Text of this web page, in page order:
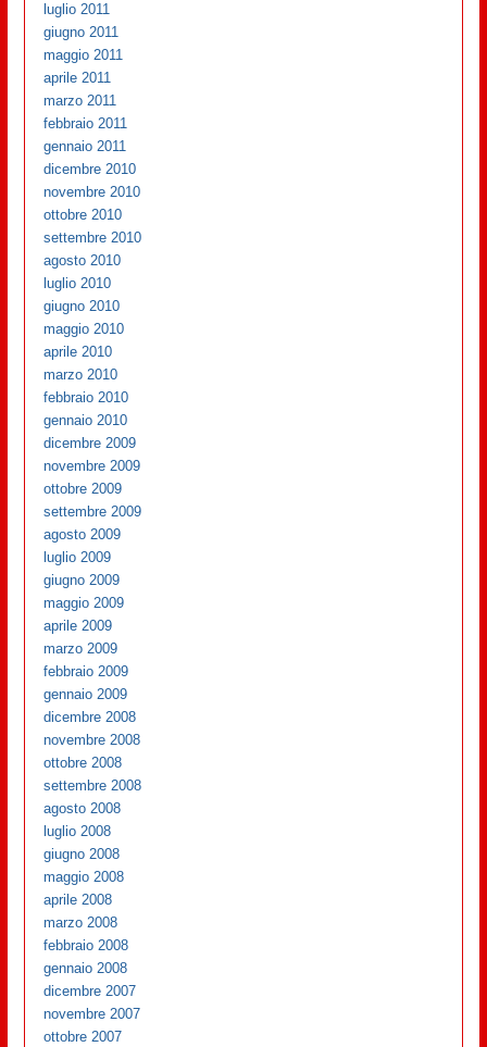
luglio 2011
giugno 2011
maggio 2011
aprile 2011
marzo 2011
febbraio 2011
gennaio 2011
dicembre 2010
novembre 2010
ottobre 2010
settembre 2010
agosto 2010
luglio 2010
giugno 2010
maggio 2010
aprile 2010
marzo 2010
febbraio 2010
gennaio 2010
dicembre 2009
novembre 2009
ottobre 2009
settembre 2009
agosto 2009
luglio 2009
giugno 2009
maggio 2009
aprile 2009
marzo 2009
febbraio 2009
gennaio 2009
dicembre 2008
novembre 2008
ottobre 2008
settembre 2008
agosto 2008
luglio 2008
giugno 2008
maggio 2008
aprile 2008
marzo 2008
febbraio 2008
gennaio 2008
dicembre 2007
novembre 2007
ottobre 2007